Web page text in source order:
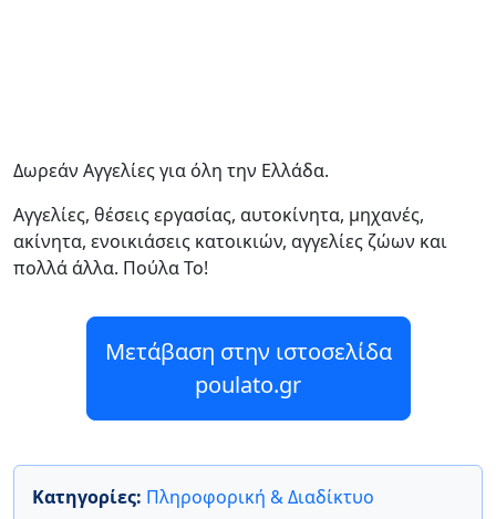
Δωρεάν Αγγελίες για όλη την Ελλάδα.
Αγγελίες, θέσεις εργασίας, αυτοκίνητα, μηχανές,
ακίνητα, ενοικιάσεις κατοικιών, αγγελίες ζώων και
πολλά άλλα. Πούλα Το!
Μετάβαση στην ιστοσελίδα
poulato.gr
Κατηγορίες: Πληροφορική & Διαδίκτυο